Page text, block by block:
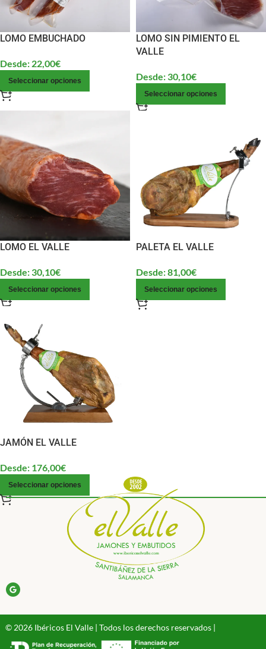
LOMO EMBUCHADO
Desde: 22,00€
Seleccionar opciones
LOMO SIN PIMIENTO EL
VALLE
Desde: 30,10€
Seleccionar opciones
LOMO EL VALLE
Desde: 30,10€
Seleccionar opciones
PALETA EL VALLE
Desde:81,00€
Seleccionar opciones
JAMÓN EL VALLE
Desde: 176,00€
Seleccionar opciones
© 2026 Ibéricos El Valle | Todos los derechos reservados |